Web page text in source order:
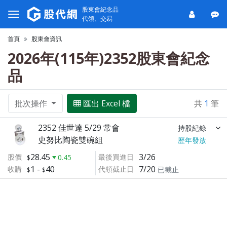
股東會紀念品
代領、交易
首頁 股東會資訊
2026年(115年)2352股東會紀念
品
批次操作 匯出 Excel 檔 共 1 筆
2352 佳世達 5/29 常會 持股紀錄
史努比陶瓷雙碗組
歷年發放
股價
28.45
0.45
收購
1 - 40
最後買進日 3/26
代領截止日 7/20 已截止